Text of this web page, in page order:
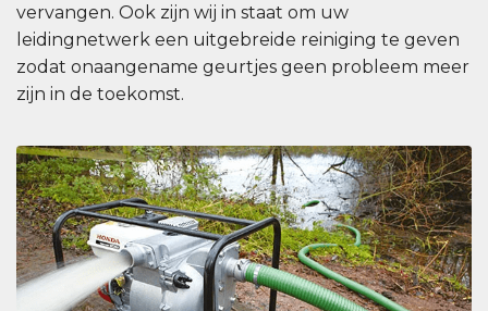
vervangen. Ook zijn wij in staat om uw
leidingnetwerk een uitgebreide reiniging te geven
zodat onaangename geurtjes geen probleem meer
zijn in de toekomst.